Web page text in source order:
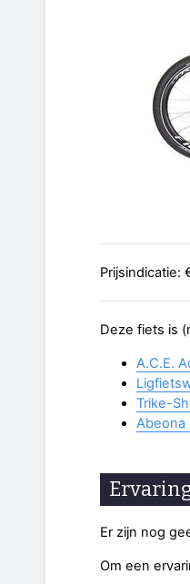
Prijsindicatie:
Deze fiets is
A.C.E.
Trike-
Abeona
Er zijn nog
Om een